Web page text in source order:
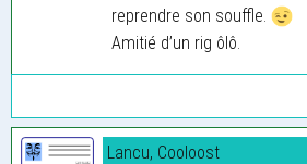
reprendre son souffle.
Amitié d’un rig ôlô.
Lancu, Cooloost